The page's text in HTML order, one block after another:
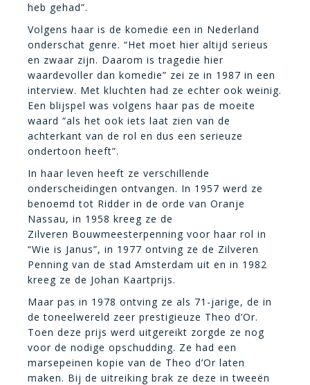
heb gehad”.
Volgens haar is de komedie een in Nederland
onderschat genre. “Het moet hier altijd serieus
en zwaar zijn. Daarom is tragedie hier
waardevoller dan komedie” zei ze in 1987 in een
interview. Met kluchten had ze echter ook weinig.
Een blijspel was volgens haar pas de moeite
waard “als het ook iets laat zien van de
achterkant van de rol en dus een serieuze
ondertoon heeft”.
In haar leven heeft ze verschillende
onderscheidingen ontvangen. In 1957 werd ze
benoemd tot Ridder in de orde van Oranje
Nassau, in 1958 kreeg ze de
Zilveren Bouwmeesterpenning voor haar rol in
“Wie is Janus”, in 1977 ontving ze de Zilveren
Penning van de stad Amsterdam uit en in 1982
kreeg ze de Johan Kaartprijs.
Maar pas in 1978 ontving ze als 71-jarige, de in
de toneelwereld zeer prestigieuze Theo d’Or.
Toen deze prijs werd uitgereikt zorgde ze nog
voor de nodige opschudding. Ze had een
marsepeinen kopie van de Theo d’Or laten
maken. Bij de uitreiking brak ze deze in tweeën